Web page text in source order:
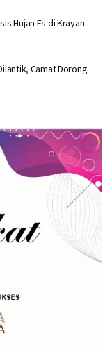
Hujan Es di Krayan
Camat Dorong